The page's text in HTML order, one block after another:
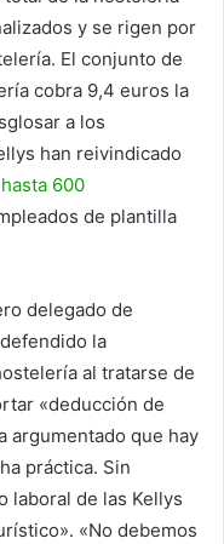
y se rigen por
El conjunto de
cobra 9,4 euros la
a los
han reivindicado
600
de plantilla
delegado de
la
al tratarse de
«deducción de
argumentado que hay
práctica. Sin
laboral de las Kellys
«No debemos